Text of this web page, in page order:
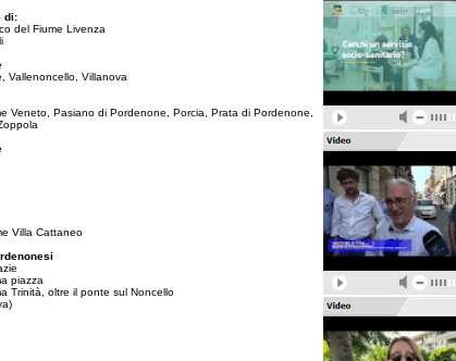
di:
del Fiume Livenza
Vallenoncello, Villanova
Veneto, Pasiano di Pordenone, Porcia, Prata di Pordenone,
Villa Cattaneo
piazza
Trinità, oltre il ponte sul Noncello